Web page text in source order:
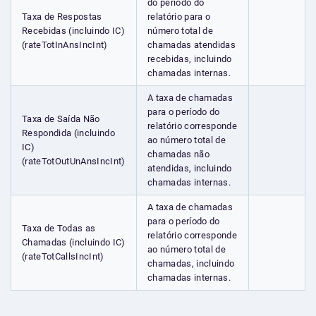
Taxa de Respostas
Recebidas (incluindo IC)
(rateTotInAnsIncInt)
do período do
relatório para o
número total de
chamadas atendidas
recebidas, incluindo
chamadas internas.
Taxa de Saída Não
Respondida (incluindo
IC)
(rateTotOutUnAnsIncInt)
A taxa de chamadas
para o período do
relatório corresponde
ao número total de
chamadas não
atendidas, incluindo
chamadas internas.
Taxa de Todas as
Chamadas (incluindo IC)
(rateTotCallsIncInt)
A taxa de chamadas
para o período do
relatório corresponde
ao número total de
chamadas, incluindo
chamadas internas.